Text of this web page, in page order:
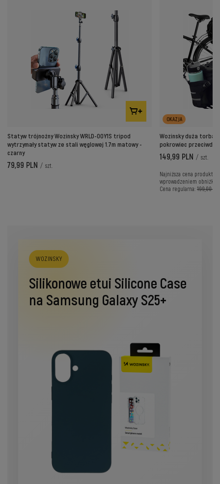
Statyw trójnożny Wozinsky WRLD-00Y1S tripod
wytrzymały statyw ze stali węglowej 1.7m matowy -
czarny
79,99 PLN / szt.
OKAZJA
Wozinsky duża torba
pokrowiec
149,99 PLN / szt.
Najniższa cena produktu
wprowadzeniem obniżki:
Cena regularna: 199,00
WOZINSKY
Silikonowe etui Silicone Case
na Samsung Galaxy S25+